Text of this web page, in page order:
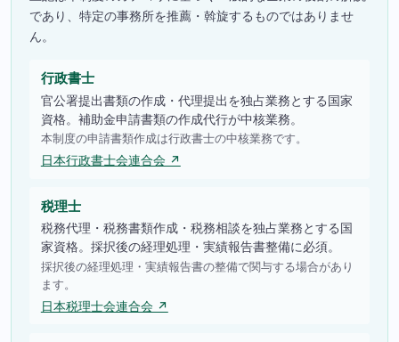
であり、特定の事務所を推薦・斡旋するものではありませ
ん。
行政書士
官公署提出書類の作成・代理提出を独占業務とする国家
資格。補助金申請書類の作成代行が中核業務。
本制度の申請書類作成は行政書士の中核業務です。
日本行政書士会連合会 ↗
税理士
税務代理・税務書類作成・税務相談を独占業務とする国
家資格。採択後の経理処理・実績報告書整備に必須。
採択後の経理処理・実績報告書の整備で関与する場合があり
ます。
日本税理士会連合会 ↗